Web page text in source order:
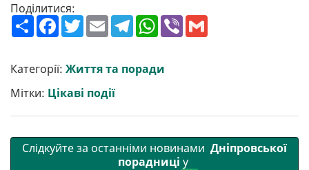
Поділитися:
П
о
р
и
т
и
F
a
b
o
o
k
T
w
t
e
r
E
m
l
T
e
g
r
W
h
s
A
V
Категорії: Життя та поради
Мітки: Цікаві події
Слідкуйте за останніми новинами Дніпровської
порадниці у